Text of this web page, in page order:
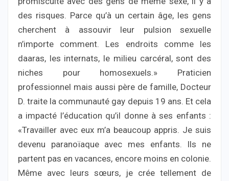
des risques. Parce qu’à un certain âge, les gens
cherchent à assouvir leur pulsion sexuelle
n’importe comment. Les endroits comme les
daaras, les internats, le milieu carcéral, sont des
niches pour homosexuels.» Praticien
professionnel mais aussi père de famille, Docteur
D. traite la communauté gay depuis 19 ans. Et cela
a impacté l’éducation qu’il donne à ses enfants :
«Travailler avec eux m’a beaucoup appris. Je suis
devenu paranoïaque avec mes enfants. Ils ne
partent pas en vacances, encore moins en colonie.
Même avec leurs sœurs, je crée tellement de